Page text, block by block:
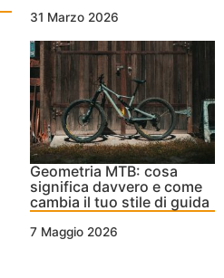
31 Marzo 2026
Geometria MTB: cosa
significa davvero e come
cambia il tuo stile di guida
7 Maggio 2026